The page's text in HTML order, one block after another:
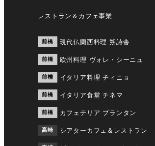
レストラン＆カフェ事業
前橋 現代仏蘭西料理 朔詩舎
前橋 欧州料理 ヴォレ・シーニュ
前橋 イタリア料理 チィニョ
前橋 イタリア食堂 チネマ
前橋 カフェテリア プランタン
高崎 シアターカフェ＆レストラン